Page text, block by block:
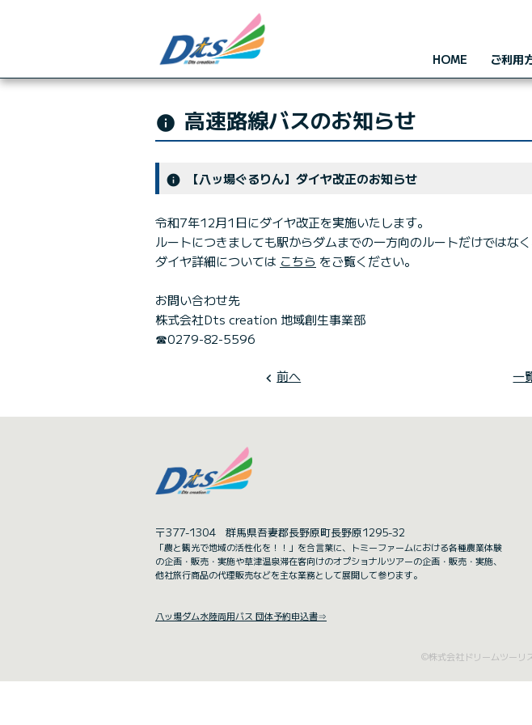
HOME ご利用
info 高速路線バスのお知らせ
info 【八ッ場ぐるりん】ダイヤ改正のお知らせ
令和7年12月1日にダイヤ改正を実施いたします。
ルートにつきましても駅からダムまでの一方向のルートだけではな
ダイヤ詳細については こちら をご覧ください。
お問い合わせ先
株式会社Dts creation 地域創生事業部
☎0279-82-5596
navigate_before前へ 一
〒377-1304 群馬県吾妻郡長野原町長野原1295-32
「農と観光で地域の活性化を！！」を合言葉に、トミーファームにおける各種農業体験
の企画・販売・実施や草津温泉滞在客向けのオプショナルツアーの企画・販売・実施、
他社旅行商品の代理販売などを主な業務として展開して参ります。
八ッ場ダム水陸両用バス 団体予約申込書⇒
©︎株式会社ドリームツーリ